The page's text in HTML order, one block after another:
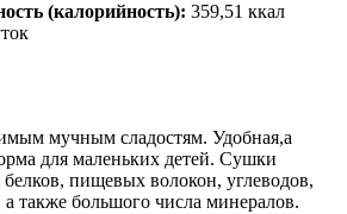
(калорийность): 359,51 ккал
мучным сладостям. Удобная,а
для маленьких детей. Сушки
пищевых волокон, углеводов,
также большого числа минералов.